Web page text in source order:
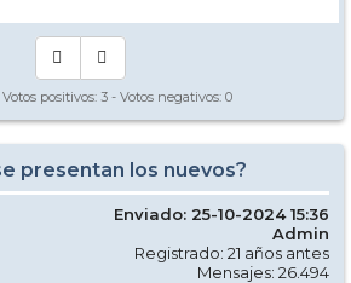
positivos: 3 - Votos negativos: 0
presentan los nuevos?
Enviado: 25-10-2024 15:36
Admin
Registrado: 21 años antes
Mensajes: 26.494